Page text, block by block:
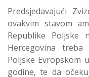
Predsjedavajući
ovakvim stavom
Republike
Hercegovina treba
Poljske Evropskom
godine, te da